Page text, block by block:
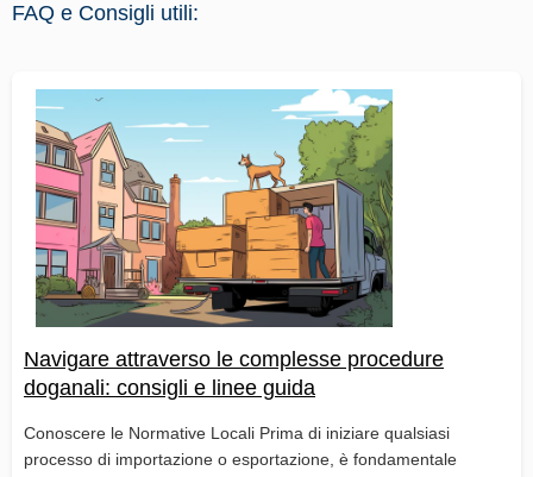
FAQ e Consigli utili:
Navigare attraverso le complesse procedure
doganali: consigli e linee guida
Conoscere le Normative Locali Prima di iniziare qualsiasi
processo di importazione o esportazione, è fondamentale